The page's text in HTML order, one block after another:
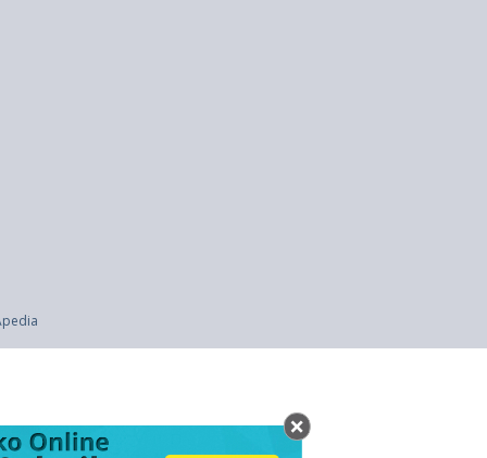
Senjata-senjata Nuklir (UU 8 thn 1978)
Stewart